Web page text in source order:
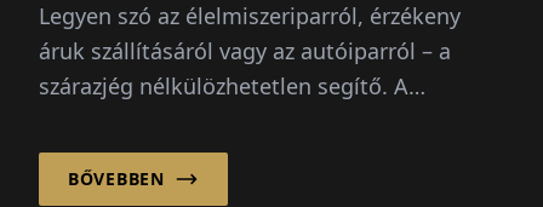
energia
Legyen szó az élelmiszeriparról, érzékeny
áruk szállításáról vagy az autóiparról – a
szárazjég nélkülözhetetlen segítő. A
BŐVEBBEN